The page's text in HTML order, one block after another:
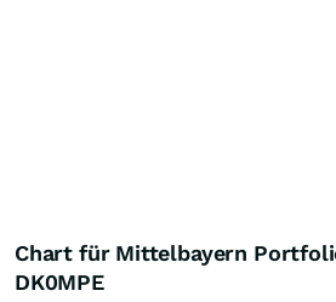
Chart für Mittelbayern
DK0MPE